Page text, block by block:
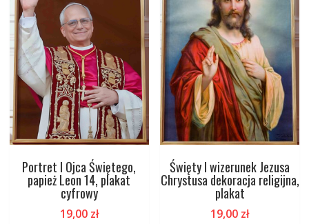
Portret I Ojca Świętego,
papież Leon 14, plakat
cyfrowy
19,00 zł
Święty I wizerunek Jezusa
Chrystusa dekoracja religijna,
plakat
19,00 zł